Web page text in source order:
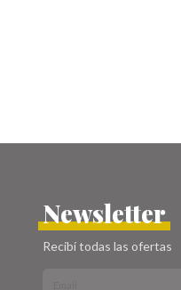
Newsletter
Recibí todas las ofertas